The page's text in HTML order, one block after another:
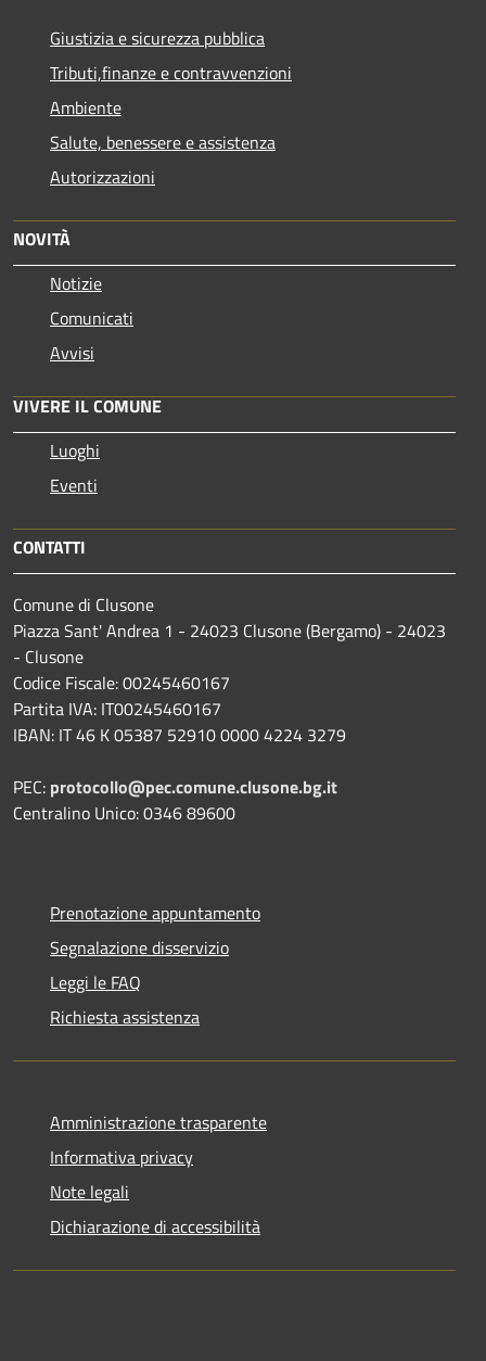
Giustizia e sicurezza pubblica
Tributi,finanze e contravvenzioni
Ambiente
Salute, benessere e assistenza
Autorizzazioni
NOVITÀ
Notizie
Comunicati
Avvisi
VIVERE IL COMUNE
Luoghi
Eventi
CONTATTI
Comune di Clusone
Piazza Sant' Andrea 1 - 24023 Clusone (Bergamo) - 24023
- Clusone
Codice Fiscale: 00245460167
Partita IVA: IT00245460167
IBAN: IT 46 K 05387 52910 0000 4224 3279
PEC: protocollo@pec.comune.clusone.bg.it
Centralino Unico: 0346 89600
Prenotazione appuntamento
Segnalazione disservizio
Leggi le FAQ
Richiesta assistenza
Amministrazione trasparente
Informativa privacy
Note legali
Dichiarazione di accessibilità